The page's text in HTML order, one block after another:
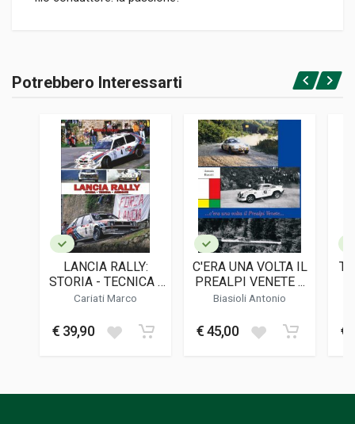
Brossura
9798417908507
Youcanprint
LINGUA DEL TESTO
DATA DI STAMPA
04/2022
15 x 23 x 1,5 cm
Accedi o registrati
Potrebbero Interessarti
LANCIA RALLY:
STORIA - TECNICA -
ANEDDOTI
Cariati Marco
€ 39,90
C'ERA UNA VOLTA IL
PREALPI VENETE ...
Biasioli Antonio
€ 45,00 €